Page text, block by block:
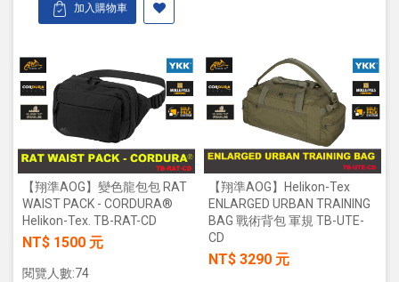
加入購物車
【翔準AOG】變色龍包包 RAT
WAIST PACK - CORDURA®
Helikon-Tex. TB-RAT-CD
NT$ 1500 元
閱覽人數:74
【翔準AOG】Helikon-Tex
ENLARGED URBAN TRAINING
BAG 戰術背包 軍規 TB-UTE-
CD
NT$ 3290 元